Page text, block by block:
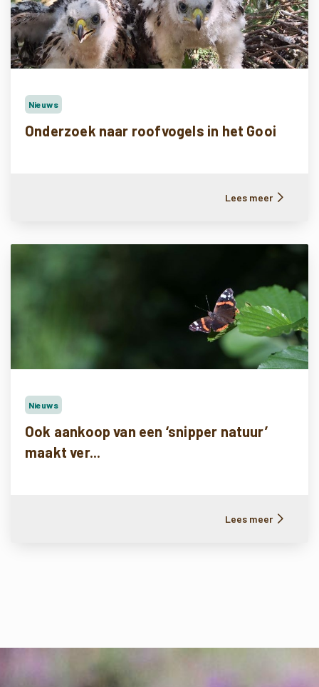
Nieuws
Onderzoek naar roofvogels in het Gooi
Lees meer
Nieuws
Ook aankoop van een ‘snipper natuur’
maakt ver...
Lees meer